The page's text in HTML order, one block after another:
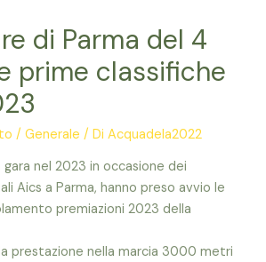
di Parma del 4
prime classifiche
/Generale / DiAcquadela2022
nel 2023 in occasione dei
Aics a Parma, hanno preso avvio le
premiazioni 2023 della
prestazione nella marcia 3000 metri